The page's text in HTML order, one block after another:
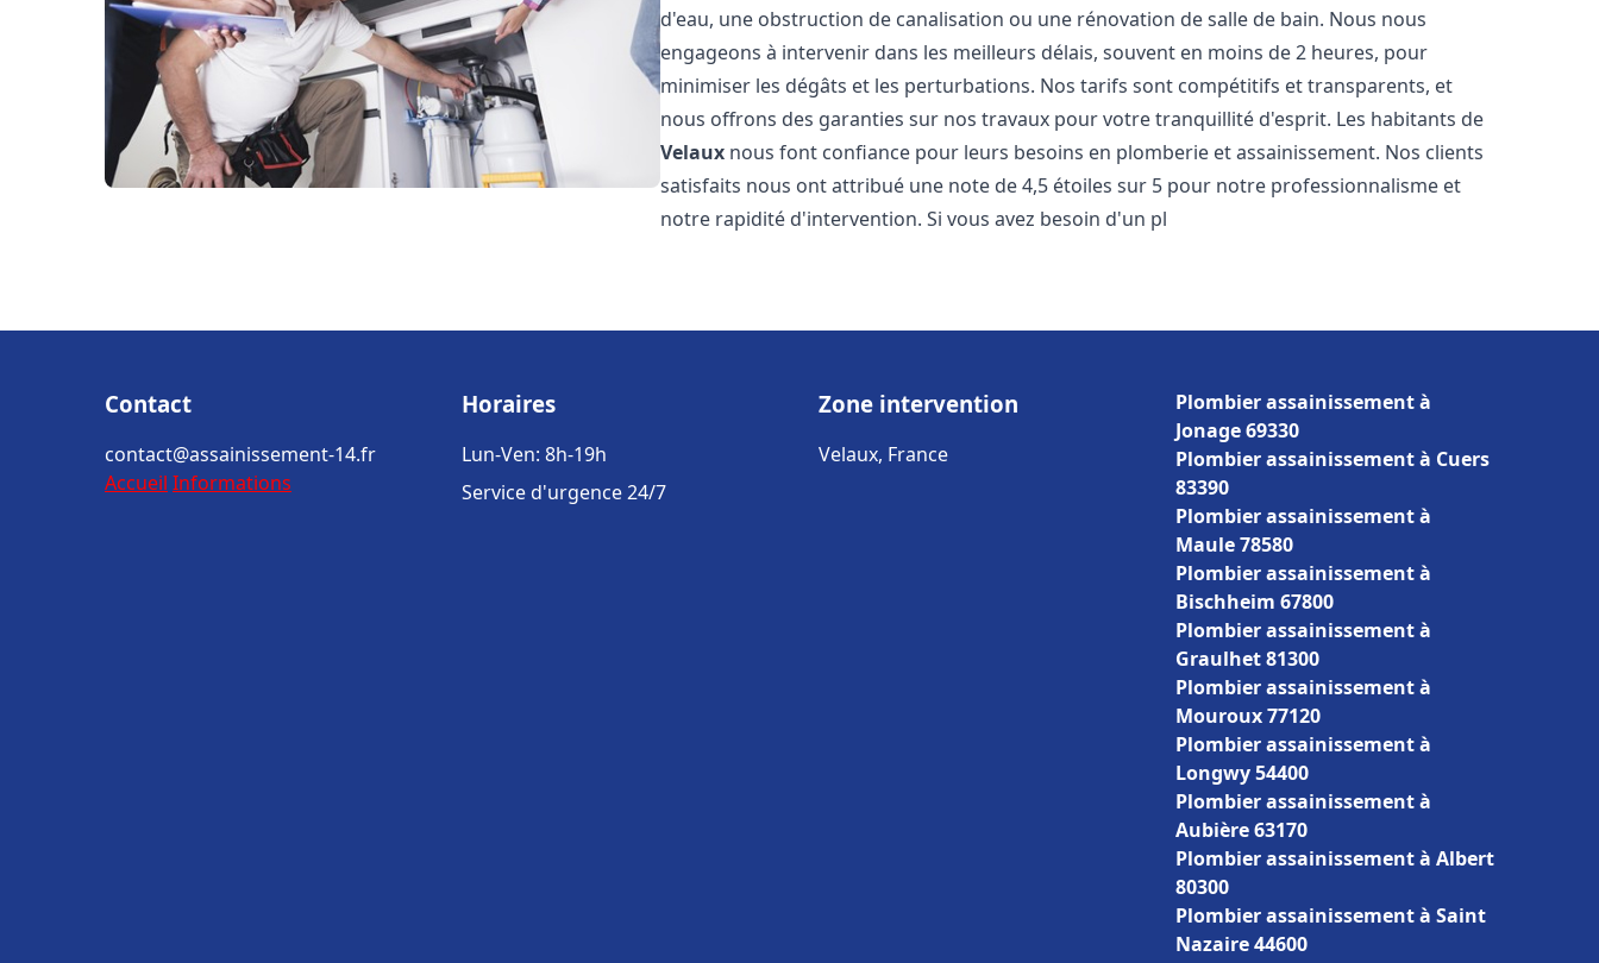
d'eau, une obstruction de canalisation ou une rénovation de salle de bain. Nous nous
engageons à intervenir dans les meilleurs délais, souvent en moins de 2 heures, pour
minimiser les dégâts et les perturbations. Nos tarifs sont compétitifs et transparents, et
nous offrons des garanties sur nos travaux pour votre tranquillité d'esprit. Les habitants de
Velaux nous font confiance pour leurs besoins en plomberie et assainissement. Nos clients
satisfaits nous ont attribué une note de 4,5 étoiles sur 5 pour notre professionnalisme et
notre rapidité d'intervention. Si vous avez besoin d'un pl
Contact
contact@assainissement-14.fr
Accueil Informations
Horaires
Lun-Ven: 8h-19h
Service d'urgence 24/7
Zone intervention
Velaux, France
Plombier assainissement à
Jonage 69330
Plombier assainissement à Cuers
83390
Plombier assainissement à
Maule 78580
Plombier assainissement à
Bischheim 67800
Plombier assainissement à
Graulhet 81300
Plombier assainissement à
Mouroux 77120
Plombier assainissement à
Longwy 54400
Plombier assainissement à
Aubière 63170
Plombier assainissement à Albert
80300
Plombier assainissement à Saint
Nazaire 44600